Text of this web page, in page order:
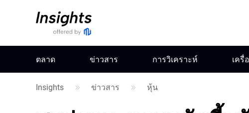
ตลาด ข่าวสาร การวิเคราะห์ เครื่
Insights ข่าวสาร หุ้น